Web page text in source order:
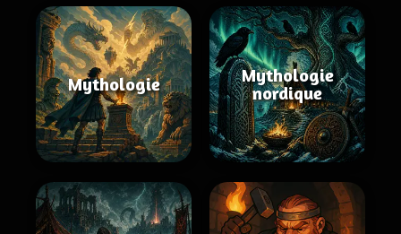
Mythologie
Mythologie
nordique